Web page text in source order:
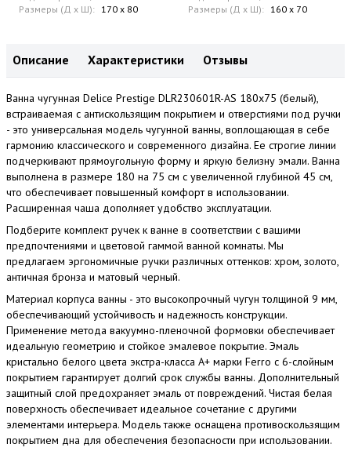
Размеры (Д x Ш): 170 x 80
Размеры (Д x Ш): 160 x 70
Описание Характеристики Отзывы
Ванна чугунная Delice Prestige DLR230601R-AS 180х75 (белый),
встраиваемая с антискользящим покрытием и отверстиями под ручки
- это универсальная модель чугунной ванны, воплощающая в себе
гармонию классического и современного дизайна. Ее строгие линии
подчеркивают прямоугольную форму и яркую белизну эмали. Ванна
выполнена в размере 180 на 75 см с увеличенной глубиной 45 см,
что обеспечивает повышенный комфорт в использовании.
Расширенная чаша дополняет удобство эксплуатации.
Подберите комплект ручек к ванне в соответствии с вашими
предпочтениями и цветовой гаммой ванной комнаты. Мы
предлагаем эргономичные ручки различных оттенков: хром, золото,
античная бронза и матовый черный.
Материал корпуса ванны - это высокопрочный чугун толщиной 9 мм,
обеспечивающий устойчивость и надежность конструкции.
Применение метода вакуумно-пленочной формовки обеспечивает
идеальную геометрию и стойкое эмалевое покрытие. Эмаль
кристально белого цвета экстра-класса А+ марки Ferro с 6-слойным
покрытием гарантирует долгий срок службы ванны. Дополнительный
защитный слой предохраняет эмаль от повреждений. Чистая белая
поверхность обеспечивает идеальное сочетание с другими
элементами интерьера. Модель также оснащена противоскользящим
покрытием дна для обеспечения безопасности при использовании.